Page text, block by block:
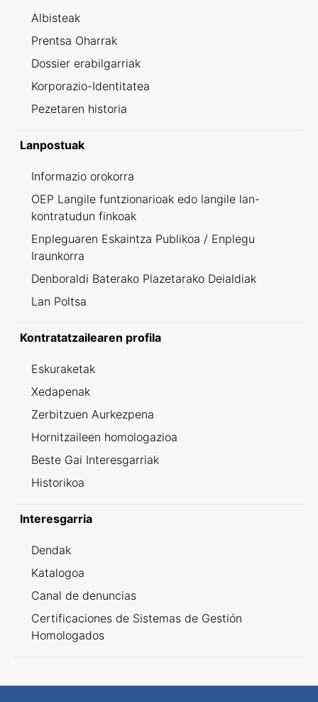
Albisteak
Prentsa Oharrak
Dossier erabilgarriak
Korporazio-Identitatea
Pezetaren historia
Lanpostuak
Informazio orokorra
OEP Langile funtzionarioak edo langile lan-
kontratudun finkoak
Enpleguaren Eskaintza Publikoa / Enplegu
Iraunkorra
Denboraldi Baterako Plazetarako Deialdiak
Lan Poltsa
Kontratatzailearen profila
Eskuraketak
Xedapenak
Zerbitzuen Aurkezpena
Hornitzaileen homologazioa
Beste Gai Interesgarriak
Historikoa
Interesgarria
Dendak
Katalogoa
Canal de denuncias
Certificaciones de Sistemas de Gestión
Homologados